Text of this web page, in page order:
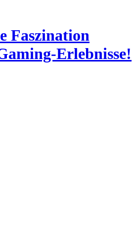
Faszination
Erlebnisse!